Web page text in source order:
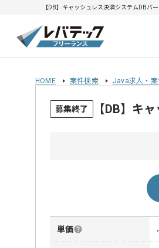
【DB】キャッシュレス決済システムDB
HOME 案件検索 Java求人・案
募集終了 【DB】キ
単価